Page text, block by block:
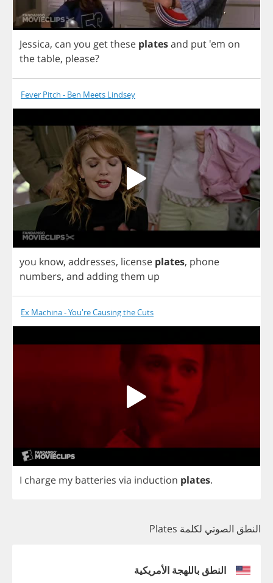
Jessica, can you getthese platesand put 'em on
thetable, please?
Fever Pitch - Ben Meets Lindsey
you know, addresses, license plates, phone
numbers, and addingthem up
Ex Machina - You're Causing the Cuts
I charge my batteries via induction plates.
النطق الصوتي لكلمة Plates
النطق باللهجة الأمريكية